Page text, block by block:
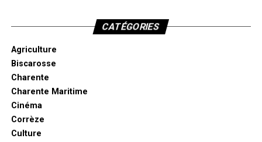
CATÉGORIES
Agriculture
Biscarosse
Charente
Charente Maritime
Cinéma
Corrèze
Culture